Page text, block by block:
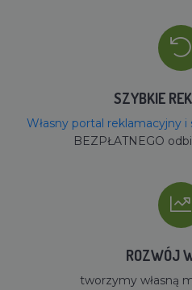
SZYBKIE
Własny portal reklamacyjny i
BEZPŁATNEGO
ROZWÓJ
tworzymy własną